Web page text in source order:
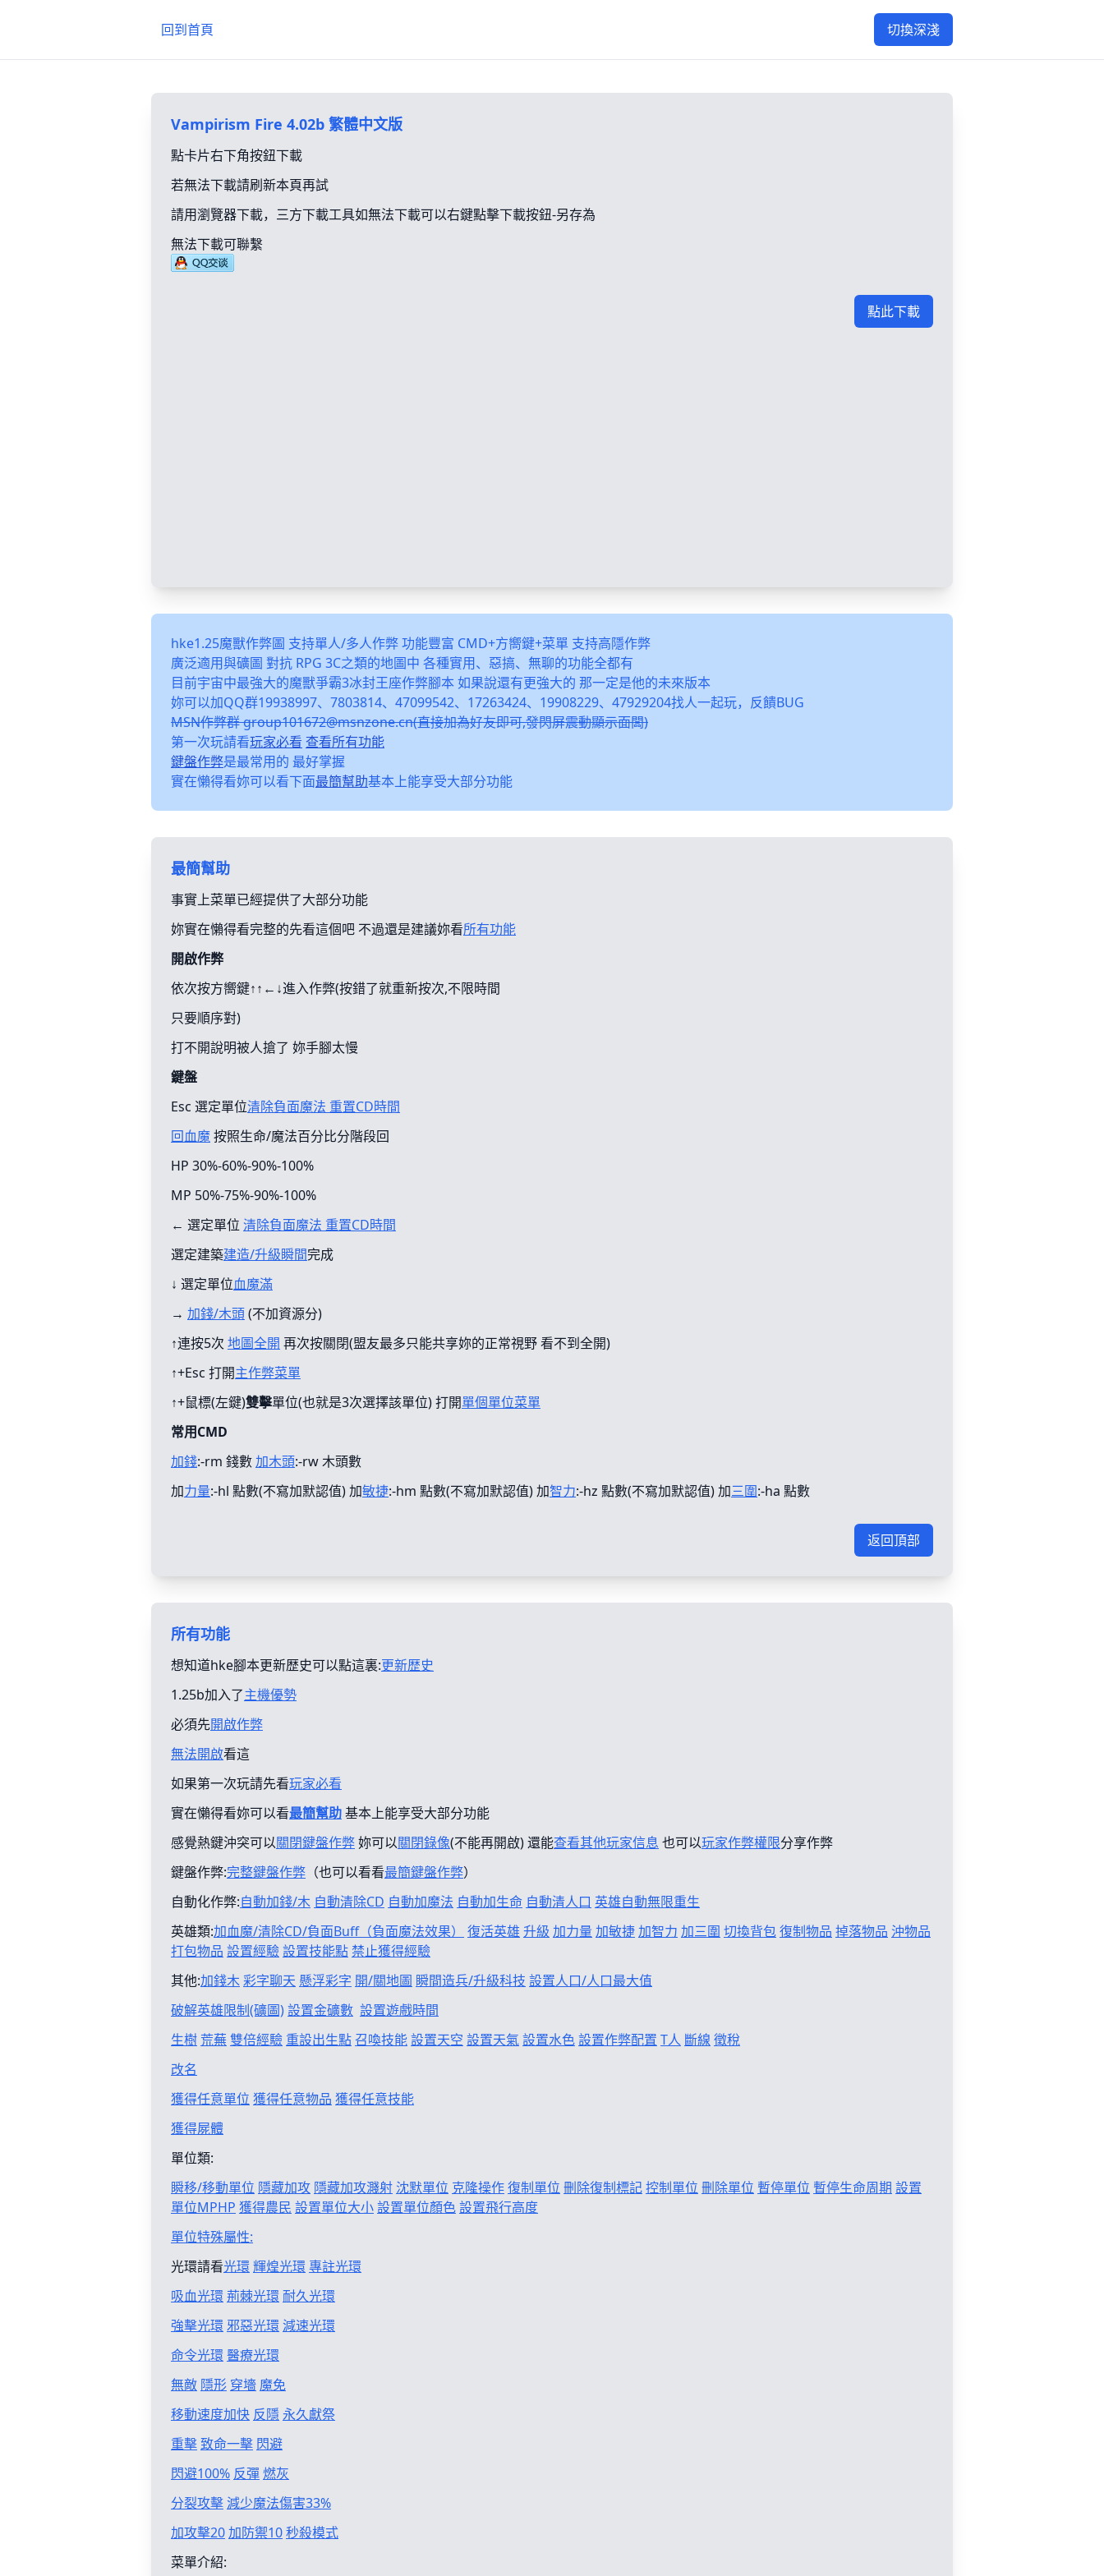
回到首頁 切換深淺
Vampirism Fire 4.02b 繁體中文版
點卡片右下角按鈕下載
若無法下載請刷新本頁再試
請用瀏覽器下載，三方下載工具如無法下載可以右鍵點擊下載按鈕-另存為
無法下載可聯繫
點此下載
hke1.25魔獸作弊圖 支持單人/多人作弊 功能豐富 CMD+方嚮鍵+菜單 支持高隱作弊
廣泛適用與礦圖 對抗 RPG 3C之類的地圖中 各種實用、惡搞、無聊的功能全都有
目前宇宙中最強大的魔獸爭霸3冰封王座作弊腳本 如果說還有更強大的 那一定是他的未來版本
妳可以加QQ群19938997、7803814、47099542、17263424、19908229、47929204找人一起玩，反饋BUG
MSN作弊群 group101672@msnzone.cn(直接加為好友即可,發閃屏震動顯示面闆)
第一次玩請看玩家必看 查看所有功能
鍵盤作弊是最常用的 最好掌握
實在懶得看妳可以看下面最簡幫助基本上能享受大部分功能
最簡幫助
事實上菜單已經提供了大部分功能
妳實在懶得看完整的先看這個吧 不過還是建議妳看所有功能
開啟作弊
依次按方嚮鍵↑↑←↓進入作弊(按錯了就重新按次,不限時間
只要順序對)
打不開說明被人搶了 妳手腳太慢
鍵盤
Esc 選定單位清除負面魔法 重置CD時間
回血魔按照生命/魔法百分比分階段回
HP 30%-60%-90%-100%
MP 50%-75%-90%-100%
← 選定單位 清除負面魔法 重置CD時間
選定建築建造/升級瞬間完成
↓ 選定單位血魔滿
→ 加錢/木頭(不加資源分)
↑連按5次 地圖全開 再次按關閉(盟友最多只能共享妳的正常視野 看不到全開)
↑+Esc 打開主作弊菜單
↑+鼠標(左鍵)雙擊單位(也就是3次選擇該單位) 打開單個單位菜單
常用CMD
加錢:-rm 錢數加木頭:-rw 木頭數
加力量:-hl 點數(不寫加默認值) 加敏捷:-hm 點數(不寫加默認值) 加智力:-hz 點數(不寫加默認值) 加三圍:-ha 點數
返回頂部
所有功能
想知道hke腳本更新歴史可以點這裏:更新歴史
1.25b加入了主機優勢
必須先開啟作弊
無法開啟看這
如果第一次玩請先看玩家必看
實在懶得看妳可以看最簡幫助基本上能享受大部分功能
感覺熱鍵沖突可以關閉鍵盤作弊妳可以關閉錄像(不能再開啟) 還能查看其他玩家信息 也可以玩家作弊權限分享作弊
鍵盤作弊:完整鍵盤作弊 （也可以看看最簡鍵盤作弊）
自動化作弊:自動加錢/木 自動清除CD 自動加魔法 自動加生命 自動清人口 英雄自動無限重生
英雄類:加血魔/清除CD/負面Buff（負面魔法效果） 復活英雄 升級 加力量 加敏捷加智力 加三圍 切換背包復制物品 掉落物品 沖物品
打包物品 設置經驗設置技能點禁止獲得經驗
其他:加錢木彩字聊天 懸浮彩字 開/關地圖 瞬間造兵/升級科技 設置人口/人口最大值
破解英雄限制(礦圖)設置金礦數 設置遊戲時間
生樹 荒蕪雙倍經驗 重設出生點召喚技能設置天空 設置天氣設置水色設置作弊配置 T人 斷線 徵稅
改名
獲得任意單位 獲得任意物品 獲得任意技能
獲得屍體
單位類:
瞬移/移動單位 隱藏加攻 隱藏加攻濺射 沈默單位 克隆操作復制單位 刪除復制標記控制單位 刪除單位 暫停單位 暫停生命周期 設置
單位MPHP 獲得農民 設置單位大小設置單位顏色設置飛行高度
單位特殊屬性:
光環請看光環輝煌光環專註光環
吸血光環荊棘光環耐久光環
強擊光環邪惡光環減速光環
命令光環醫療光環
無敵 隱形 穿墻 魔免
移動速度加快 反隱 永久獻祭
重擊致命一擊 閃避
閃避100% 反彈燃灰
分裂攻擊減少魔法傷害33%
加攻擊20加防禦10秒殺模式
菜單介紹: